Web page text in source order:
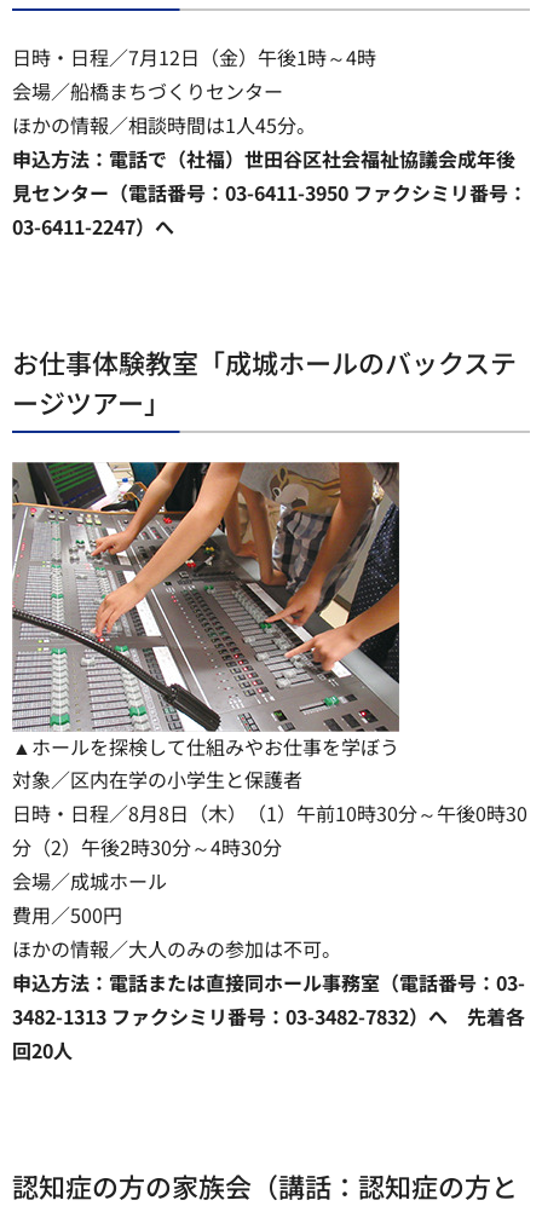
日時・日程／7月12日（金）午後1時～4時
会場／船橋まちづくりセンター
ほかの情報／相談時間は1人45分。
申込方法：電話で（社福）世田谷区社会福祉協議会成年後
見センター（電話番号：03-6411-3950 ファクシミリ番号：
03-6411-2247）へ
お仕事体験教室「成城ホールのバックステ
ージツアー」
▲ホールを探検して仕組みやお仕事を学ぼう
対象／区内在学の小学生と保護者
日時・日程／8月8日（木）（1）午前10時30分～午後0時30
分（2）午後2時30分～4時30分
会場／成城ホール
費用／500円
ほかの情報／大人のみの参加は不可。
申込方法：電話または直接同ホール事務室（電話番号：03-
3482-1313 ファクシミリ番号：03-3482-7832）へ 先着各
回20人
認知症の方の家族会（講話：認知症の方と